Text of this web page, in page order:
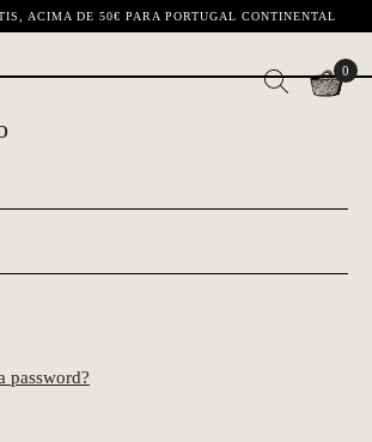
ACIMA DE 50€ PARA PORTUGAL CONTINENTAL
0
password?